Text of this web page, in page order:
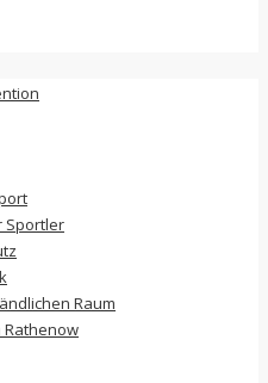
Sportler
Raum
Rathenow